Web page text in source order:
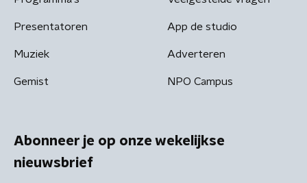
Presentatoren
Muziek
Gemist
App de studio
Adverteren
NPO Campus
Abonneer je op onze wekelijkse
nieuwsbrief